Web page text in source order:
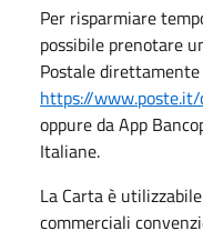
Per risparmiare
possibile prenotare
Postale
https://
oppure da App
Italiane.
La Carta è
commerciali